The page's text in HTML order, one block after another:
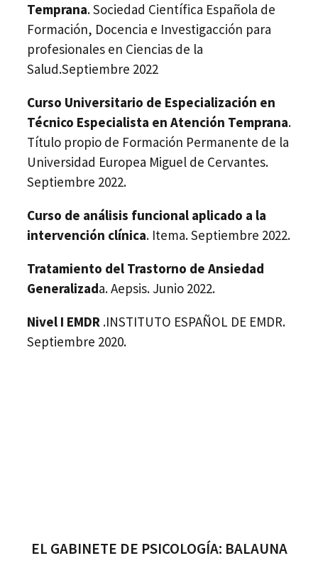
Temprana. Sociedad Científica Española de
Formación, Docencia e Investigacción para
profesionales en Ciencias de la
Salud.Septiembre 2022
Curso Universitario de Especialización en
Técnico Especialista en Atención Temprana.
Título propio de Formación Permanente de la
Universidad Europea Miguel de Cervantes.
Septiembre 2022.
Curso de análisis funcional aplicado a la
intervención clínica. Itema. Septiembre 2022.
Tratamiento del Trastorno de Ansiedad
Generalizada. Aepsis. Junio 2022.
Nivel I EMDR .INSTITUTO ESPAÑOL DE EMDR.
Septiembre 2020.
EL GABINETE DE PSICOLOGÍA: BALAUNA